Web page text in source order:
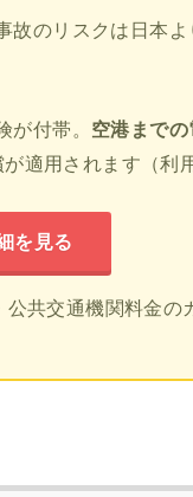
のリスクは日本よ
が付帯。 空港まで
適用されます（利
を見る
共交通機関料金の